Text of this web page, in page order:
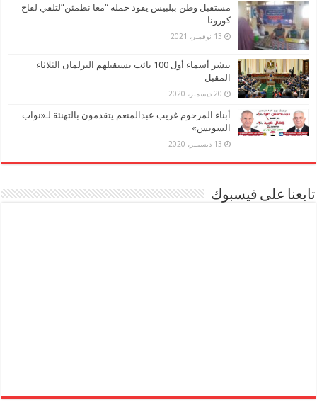
مستقبل وطن ببلبيس يقود حملة “معا نطمئن”لتلقي لقاح
كورونا
13 نوفمبر، 2021
ننشر أسماء أول 100 نائب يستقبلهم البرلمان الثلاثاء
المقبل
20 ديسمبر، 2020
أبناء المرحوم غريب عبدالمنعم يتقدمون بالتهنئة لـ«نواب
السويس»
13 ديسمبر، 2020
تابعنا على فيسبوك